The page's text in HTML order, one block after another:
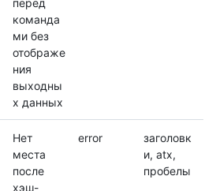
команда
ми без
отображе
ния
выходны
х данных
Нет
места
после
хэш-
error
заголовк
и, atx,
пробелы